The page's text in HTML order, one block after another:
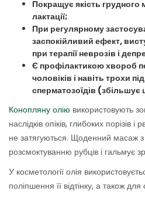
Покращує якість грудного
лактації;
При регулярному
заспокійливий ефект,
при терапії неврозів і
Є профілактикою хвороб
чоловіків і навіть трохи
сперматозоїдів (збільшує
Конопляну олію використовують
наслідків опіків, глибоких порізів
не затягуються. Щоденний масаж
розсмоктуванню рубців і гальмує
У косметології олія
поліпшення її відтінку, а також